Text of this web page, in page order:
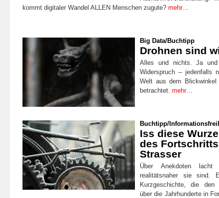
kommt digitaler Wandel ALLEN Menschen zugute? mehr…
Big Data/Buchtipp
Drohnen sind
Alles und nichts. Ja
Widerspruch – jedenfalls
Welt aus dem
betrachtet. mehr…
Buchtipp/
Iss diese
des
Strasser
Über Anekdoten
realitätsnaher sie sind.
Kurzgeschichte, die den
über die Jahrhunderte in